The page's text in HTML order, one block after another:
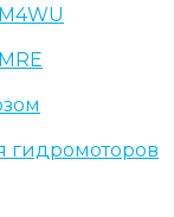
гидромоторов